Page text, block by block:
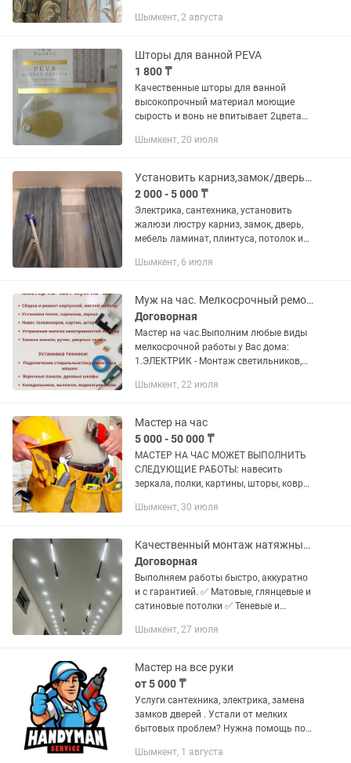
Шымкент, 2 августа
Шторы для ванной PEVA
1 800 ₸
Качественные шторы для ванной
высокопрочный материал моющие
сырость и вонь не впитывает 2цвета
водоотталкивающее материал PEVA
Шымкент, 20 июля
Установить карниз,замок/дверь, розетки,люстра,телевизор
2 000 - 5 000 ₸
Электрика, сантехника, установить
жалюзи люстру карниз, замок, дверь,
мебель ламинат, плинтуса, потолок из
Работа по дереву ремонт мебели,пола.
Шымкент, 6 июля
Муж на час. Мелкосрочный ремонт
Договорная
Мастер на час.Выполним любые виды
мелкосрочной работы у Вас дома:
1.ЭЛЕКТРИК - Монтаж светильников,
- Собрать и повесить люстру, замена
Шымкент, 22 июля
Мастер на час
5 000 - 50 000 ₸
МАСТЕР НА ЧАС МОЖЕТ ВЫПОЛНИТЬ
СЛЕДУЮЩИЕ РАБОТЫ: навесить
зеркала, полки, картины, шторы, ковры;
карнизы; поставить экран на батарею,
Шымкент, 30 июля
Качественный монтаж натяжных потолков любой сложности!
Договорная
Выполняем работы быстро, аккуратно
и с гарантией. ✅ Матовые, глянцевые и
сатиновые потолки ✅ Теневые и
конструкции ✅ Встроенные
Шымкент, 27 июля
Мастер на все руки
от 5 000 ₸
Услуги сантехника, электрика, замена
замков дверей . Устали от мелких
бытовых проблем? Нужна помощь по
хендимен, готовый выполнить любую
Шымкент, 1 августа